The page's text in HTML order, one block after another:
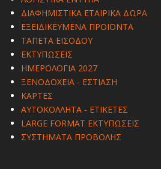
ΔΙΑΦΗΜΙΣΤΙΚΑ ΕΤΑΙΡΙΚΑ ΔΩΡΑ
ΕΞΕΙΔΙΚΕΥΜΕΝΑ ΠΡΟΪΟΝΤΑ
ΤΑΠΕΤΑ ΕΙΣΟΔΟΥ
ΕΚΤΥΠΩΣΕΙΣ
ΗΜΕΡΟΛΟΓΙΑ 2027
ΞΕΝΟΔΟΧΕΙΑ - ΕΣΤΙΑΣΗ
ΚΑΡΤΕΣ
ΑΥΤΟΚΟΛΛΗΤΑ - ΕΤΙΚΕΤΕΣ
LARGE FORMAT ΕΚΤΥΠΩΣΕΙΣ
ΣΥΣΤΗΜΑΤΑ ΠΡΟΒΟΛΗΣ